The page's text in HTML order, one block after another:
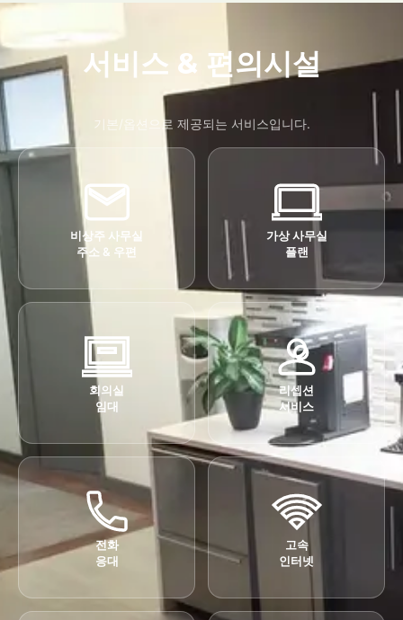
서비스 & 편의시설
기본/옵션으로 제공되는 서비스입니다.
비상주 사무실
주소 & 우편
가상 사무실
플랜
회의실
임대
리셉션
서비스
전화
응대
고속
인터넷